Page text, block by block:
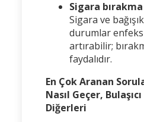
Sigara bırakma
Sigara ve
durumlar
artırabilir;
faydalıdır.
En Çok Aranan
Nasıl Geçer, Bulaşıcı
Diğerleri